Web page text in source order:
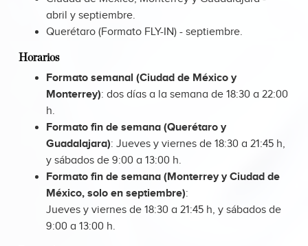
abril y septiembre.
Querétaro (Formato FLY-IN) - septiembre.
Horarios
Formato semanal (Ciudad de México y
Monterrey): dos días a la semana de 18:30 a 22:00
h.
Formato fin de semana (Querétaro y
Guadalajara): Jueves y viernes de 18:30 a 21:45 h,
y sábados de 9:00 a 13:00 h.
Formato fin de semana (Monterrey y Ciudad de
México, solo en septiembre):
Jueves y viernes de 18:30 a 21:45 h, y sábados de
9:00 a 13:00 h.